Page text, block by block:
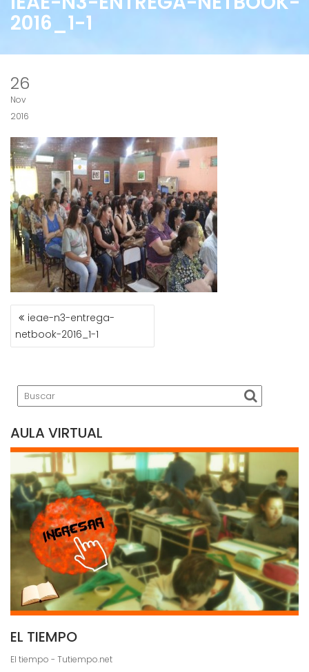
2016_1-1
26
Nov
2016
NAVEGACIÓN
DE
ENTRADAS
ieae-n3-entrega-
netbook-2016_1-1
AULA VIRTUAL
EL TIEMPO
El tiempo - Tutiempo.net